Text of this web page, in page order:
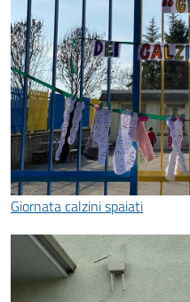
Giornata calzini spaiati